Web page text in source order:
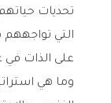
تحديات
التي
على الذات
وما هي